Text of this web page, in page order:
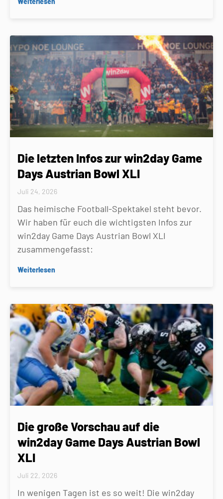
Die letzten Infos zur win2day Game
Days Austrian Bowl XLI
Juli 24, 2026
Das heimische Football-Spektakel steht bevor.
Wir haben für euch die wichtigsten Infos zur
win2day Game Days Austrian Bowl XLI
zusammengefasst:
Weiterlesen
Die große Vorschau auf die
win2day Game Days Austrian Bowl
XLI
Juli 22, 2026
In wenigen Tagen ist es so weit! Die win2day